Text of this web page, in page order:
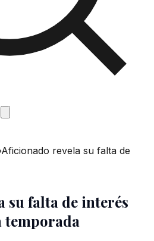
Aficionado revela su falta de
su falta de interés
temporada